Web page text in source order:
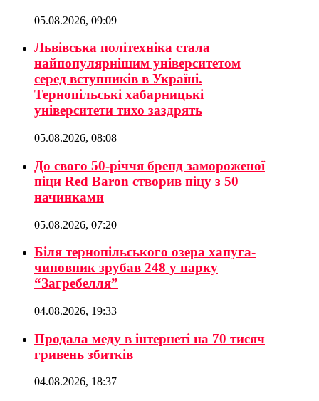
05.08.2026, 09:09
Львівська політехніка стала
найпопулярнішим університетом
серед вступників в Україні.
Тернопільські хабарницькі
університети тихо заздрять
05.08.2026, 08:08
До свого 50-річчя бренд замороженої
піци Red Baron створив піцу з 50
начинками
05.08.2026, 07:20
Біля тернопільського озера хапуга-
чиновник зрубав 248 у парку
“Загребелля”
04.08.2026, 19:33
Продала меду в інтернеті на 70 тисяч
гривень збитків
04.08.2026, 18:37